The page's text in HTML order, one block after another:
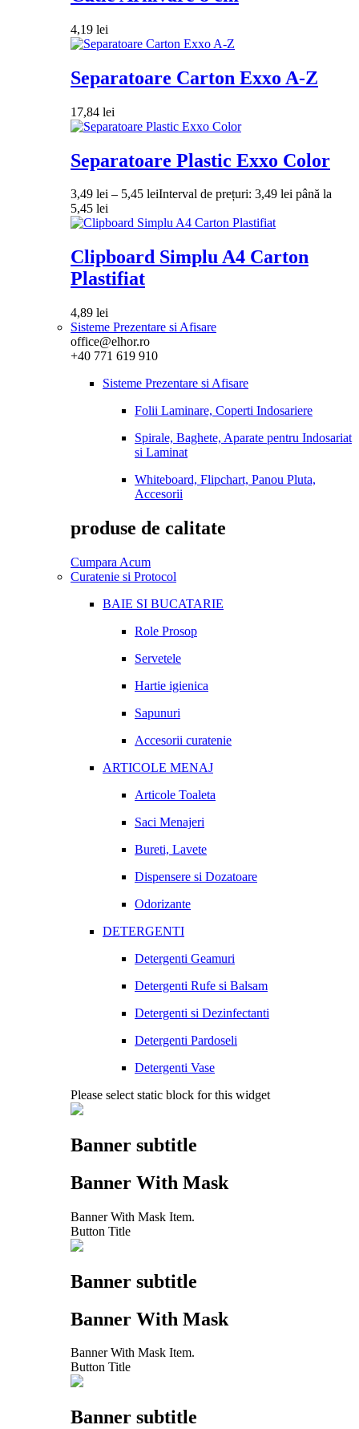
4,19 lei
Separatoare Carton Exxo A-Z
17,84 lei
Separatoare Plastic Exxo Color
3,49 lei – 5,45 leiInterval de prețuri: 3,49 lei până la
5,45 lei
Clipboard Simplu A4 Carton
Plastifiat
4,89 lei
Sisteme Prezentare si Afisare
office@elhor.ro
+40 771 619 910
Sisteme Prezentare si Afisare
Folii Laminare, Coperti Indosariere
Spirale, Baghete, Aparate pentru Indosariat
si Laminat
Whiteboard, Flipchart, Panou Pluta,
Accesorii
produse de calitate
Cumpara Acum
Curatenie si Protocol
BAIE SI BUCATARIE
Role Prosop
Servetele
Hartie igienica
Sapunuri
Accesorii curatenie
ARTICOLE MENAJ
Articole Toaleta
Saci Menajeri
Bureti, Lavete
Dispensere si Dozatoare
Odorizante
DETERGENTI
Detergenti Geamuri
Detergenti Rufe si Balsam
Detergenti si Dezinfectanti
Detergenti Pardoseli
Detergenti Vase
Please select static block for this widget
Banner subtitle
Banner With Mask
Banner With Mask Item.
Button Title
Banner subtitle
Banner With Mask
Banner With Mask Item.
Button Title
Banner subtitle